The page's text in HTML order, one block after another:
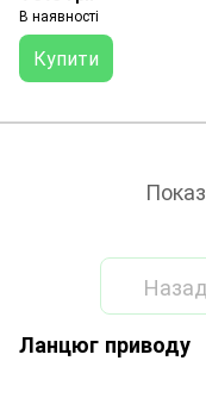
В наявності
Купити
Назад
Ланцюг приводу